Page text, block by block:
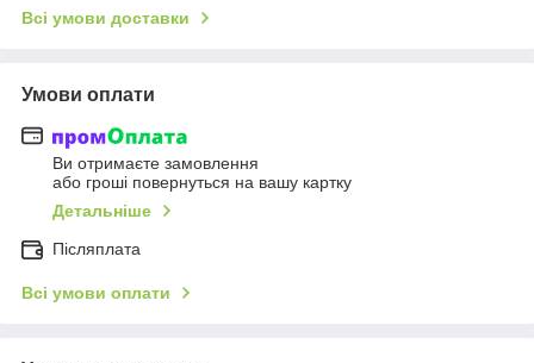
Всі умови доставки
Умови оплати
Ви отримаєте замовлення
або гроші повернуться на вашу картку
Детальніше
Післяплата
Всі умови оплати